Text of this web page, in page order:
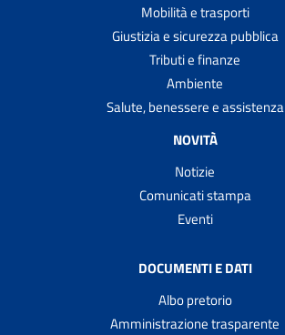
Mobilità e trasporti
Giustizia e sicurezza pubblica
Tributi e finanze
Ambiente
Salute, benessere e assistenza
NOVITÀ
Notizie
Comunicati stampa
Eventi
DOCUMENTI E DATI
Albo pretorio
Amministrazione trasparente